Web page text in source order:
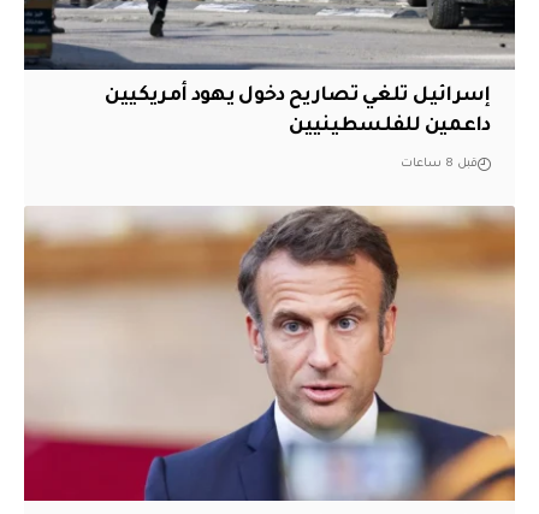
إسرائيل تلغي تصاريح دخول يهود أمريكيين
داعمين للفلسطينيين
قبل 8 ساعات